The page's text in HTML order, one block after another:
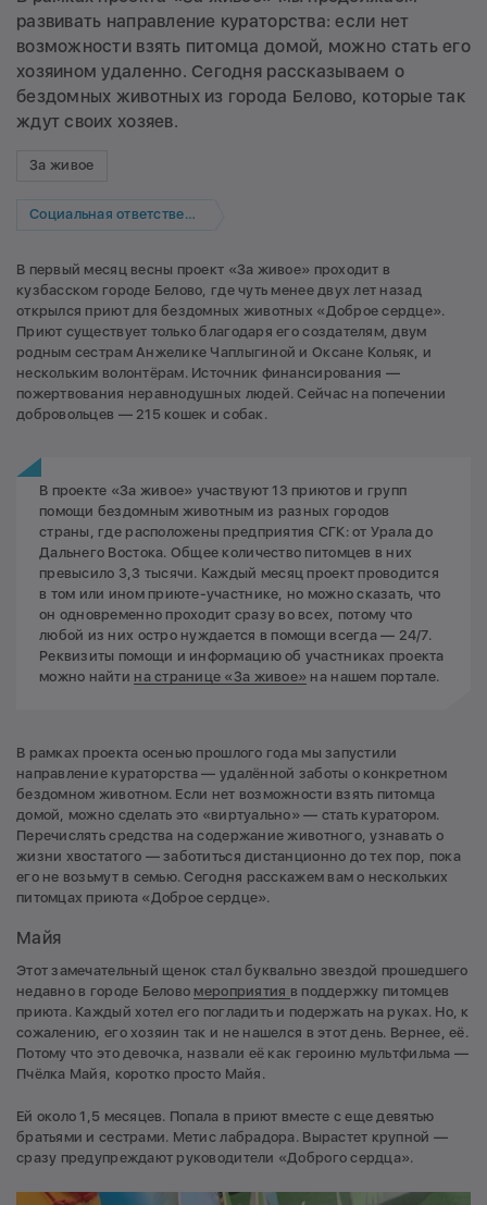
развивать направление кураторства: если нет
возможности взять питомца домой, можно стать его
хозяином удаленно. Сегодня рассказываем о
бездомных животных из города Белово, которые так
ждут своих хозяев.
За живое
Социальная ответственность
В первый месяц весны проект «За живое» проходит в
кузбасском городе Белово, где чуть менее двух лет назад
открылся приют для бездомных животных «Доброе сердце».
Приют существует только благодаря его создателям, двум
родным сестрам Анжелике Чаплыгиной и Оксане Кольяк, и
нескольким волонтёрам. Источник финансирования —
пожертвования неравнодушных людей. Сейчас на попечении
добровольцев — 215 кошек и собак.
В проекте «За живое» участвуют 13 приютов и групп
помощи бездомным животным из разных городов
страны, где расположены предприятия СГК: от Урала до
Дальнего Востока. Общее количество питомцев в них
превысило 3,3 тысячи. Каждый месяц проект проводится
в том или ином приюте-участнике, но можно сказать, что
он одновременно проходит сразу во всех, потому что
любой из них остро нуждается в помощи всегда — 24/7.
Реквизиты помощи и информацию об участниках проекта
можно найти на странице «За живое» на нашем портале.
В рамках проекта осенью прошлого года мы запустили
направление кураторства — удалённой заботы о конкретном
бездомном животном. Если нет возможности взять питомца
домой, можно сделать это «виртуально» — стать куратором.
Перечислять средства на содержание животного, узнавать о
жизни хвостатого — заботиться дистанционно до тех пор, пока
его не возьмут в семью. Сегодня расскажем вам о нескольких
питомцах приюта «Доброе сердце».
Майя
Этот замечательный щенок стал буквально звездой прошедшего
недавно в городе Белово мероприятия в поддержку питомцев
приюта. Каждый хотел его погладить и подержать на руках. Но, к
сожалению, его хозяин так и не нашелся в этот день. Вернее, её.
Потому что это девочка, назвали её как героиню мультфильма —
Пчёлка Майя, коротко просто Майя.
Ей около 1,5 месяцев. Попала в приют вместе с еще девятью
братьями и сестрами. Метис лабрадора. Вырастет крупной —
сразу предупреждают руководители «Доброго сердца».